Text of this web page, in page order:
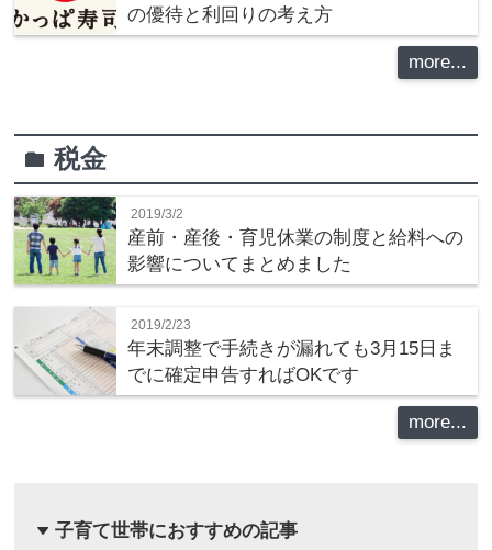
の優待と利回りの考え方
more...
folder税金
2019/3/2
産前・産後・育児休業の制度と給料への
影響についてまとめました
2019/2/23
年末調整で手続きが漏れても3月15日ま
でに確定申告すればOKです
more...
dropdown 子育て世帯におすすめの記事